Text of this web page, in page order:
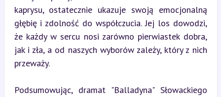
kaprysu, ostatecznie ukazuje swoją emocjonalną
głębię i zdolność do współczucia. Jej los dowodzi,
że każdy w sercu nosi zarówno pierwiastek dobra,
jak i zła, a od naszych wyborów zależy, który z nich
przeważy.
Podsumowując, dramat "Balladyna" Słowackiego